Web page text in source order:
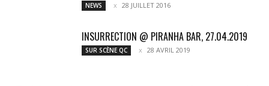
NEWS 28 JUILLET 2016
INSURRECTION @ PIRANHA BAR, 27.04.2019
SUR SCÈNE QC 28 AVRIL 2019